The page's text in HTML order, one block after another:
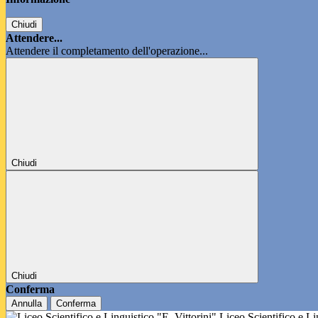
Chiudi
Attendere...
Attendere il completamento dell'operazione...
Chiudi
Chiudi
Conferma
Annulla Conferma